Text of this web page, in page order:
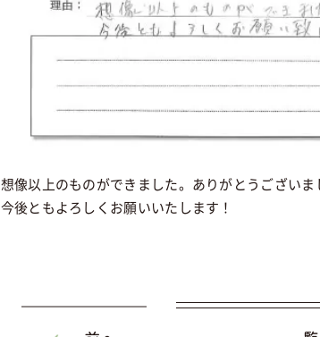
想像以上のものができました。ありがとうございま
今後ともよろしくお願いいたします！